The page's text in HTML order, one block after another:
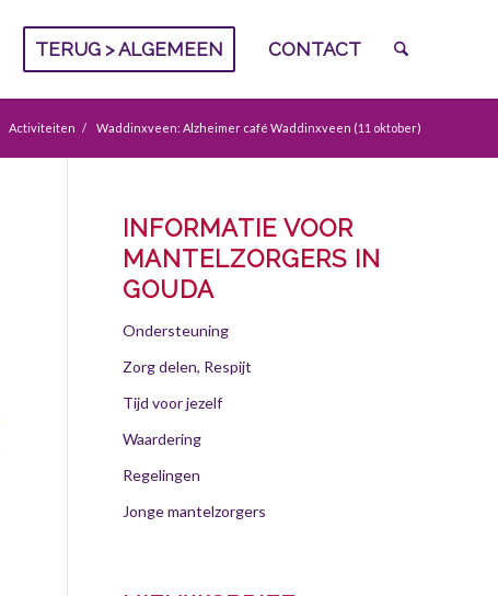
TERUG > ALGEMEEN CONTACT
Activiteiten / Waddinxveen: Alzheimer café Waddinxveen (11 oktober)
INFORMATIE VOOR
MANTELZORGERS IN
GOUDA
Ondersteuning
Zorg delen, Respijt
Tijd voor jezelf
Waardering
Regelingen
Jonge mantelzorgers